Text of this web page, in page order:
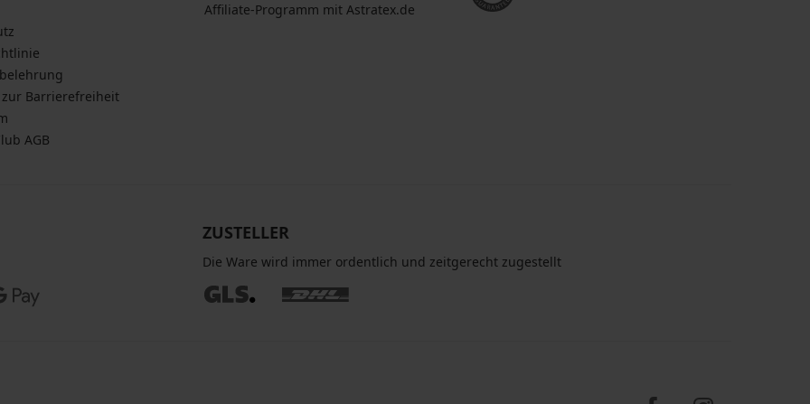
Barrierefreiheit
AGB
Affiliate-Programm mit Astratex.de
ZUSTELLER
Die Ware wird immer ordentlich und zeitgerecht zugestellt